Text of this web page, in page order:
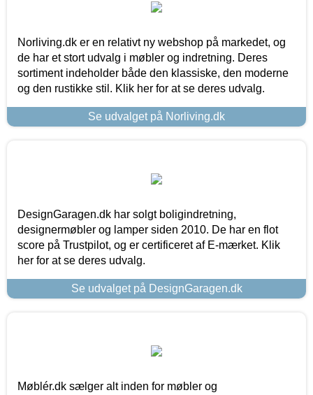
Norliving.dk er en relativt ny webshop på markedet, og
de har et stort udvalg i møbler og indretning. Deres
sortiment indeholder både den klassiske, den moderne
og den rustikke stil. Klik her for at se deres udvalg.
Se udvalget på Norliving.dk
DesignGaragen.dk har solgt boligindretning,
designermøbler og lamper siden 2010. De har en flot
score på Trustpilot, og er certificeret af E-mærket. Klik
her for at se deres udvalg.
Se udvalget på DesignGaragen.dk
Møblér.dk sælger alt inden for møbler og